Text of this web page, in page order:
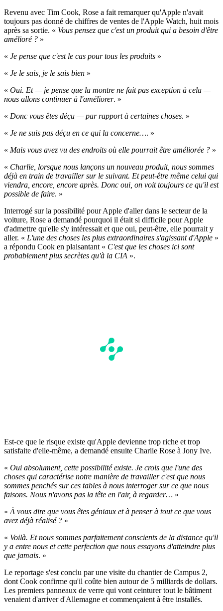
Revenu avec Tim Cook, Rose a fait remarquer qu'Apple n'avait
toujours pas donné de chiffres de ventes de l'Apple Watch, huit mois
après sa sortie. « Vous pensez que c'est un produit qui a besoin d'être
amélioré ? »
« Je pense que c'est le cas pour tous les produits »
« Je le sais, je le sais bien »
« Oui. Et — je pense que la montre ne fait pas exception à cela —
nous allons continuer à l'améliorer. »
« Donc vous êtes déçu — par rapport à certaines choses. »
« Je ne suis pas déçu en ce qui la concerne…. »
« Mais vous avez vu des endroits où elle pourrait être améliorée ? »
« Charlie, lorsque nous lançons un nouveau produit, nous sommes
déjà en train de travailler sur le suivant. Et peut-être même celui qui
viendra, encore, encore après. Donc oui, on voit toujours ce qu'il est
possible de faire. »
Interrogé sur la possibilité pour Apple d'aller dans le secteur de la
voiture, Rose a demandé pourquoi il était si difficile pour Apple
d'admettre qu'elle s'y intéressait et que oui, peut-être, elle pourrait y
aller. « L'une des choses les plus extraordinaires s'agissant d'Apple »
a répondu Cook en plaisantant « C'est que les choses ici sont
probablement plus secrètes qu'à la CIA ».
Est-ce que le risque existe qu'Apple devienne trop riche et trop
satisfaite d'elle-même, a demandé ensuite Charlie Rose à Jony Ive.
« Oui absolument, cette possibilité existe. Je crois que l'une des
choses qui caractérise notre manière de travailler c'est que nous
sommes penchés sur ces tables à nous interroger sur ce que nous
faisons. Nous n'avons pas la tête en l'air, à regarder… »
« À vous dire que vous êtes géniaux et à penser à tout ce que vous
avez déjà réalisé ? »
« Voilà. Et nous sommes parfaitement conscients de la distance qu'il
y a entre nous et cette perfection que nous essayons d'atteindre plus
que jamais. »
Le reportage s'est conclu par une visite du chantier de Campus 2,
dont Cook confirme qu'il coûte bien autour de 5 milliards de dollars.
Les premiers panneaux de verre qui vont ceinturer tout le bâtiment
venaient d'arriver d'Allemagne et commençaient à être installés.